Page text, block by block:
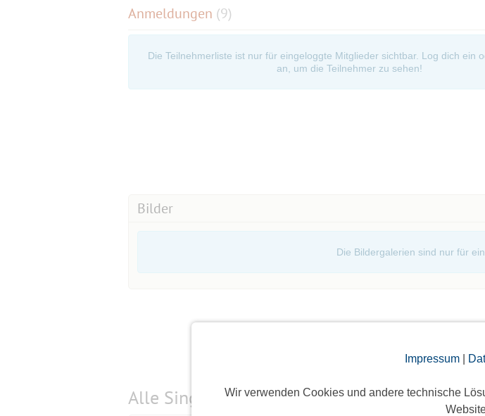
Impressum|
Wir verwenden Cookies und andere technische
Anmeldungen (9)
Die Teilnehmerliste ist nur für eingeloggte Mitglieder sichtbar. Log dich ein
an, um die Teilnehmer zu sehen!
Bilder
Die Bildergalerien sind nur für
Alle Single-Events amselben Tag